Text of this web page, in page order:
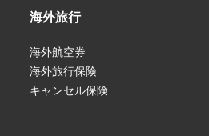
海外旅行
海外航空券
海外旅行保険
キャンセル保険